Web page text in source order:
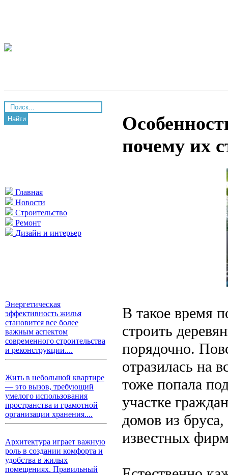
Найти
Главная
Новости
Строительство
Ремонт
Дизайн и интерьер
Энергетическая
эффективность жилья
становится все более
важным аспектом
современного строительства
и реконструкции....
Жить в небольшой квартире
— это вызов, требующий
умелого использования
пространства и грамотной
организации хранения....
Архитектура играет важную
роль в создании комфорта и
удобства в жилых
помещениях. Правильный
почему их
В такое время
строить
порядочно.
отразилась на
тоже попала
участке
домов из
известных